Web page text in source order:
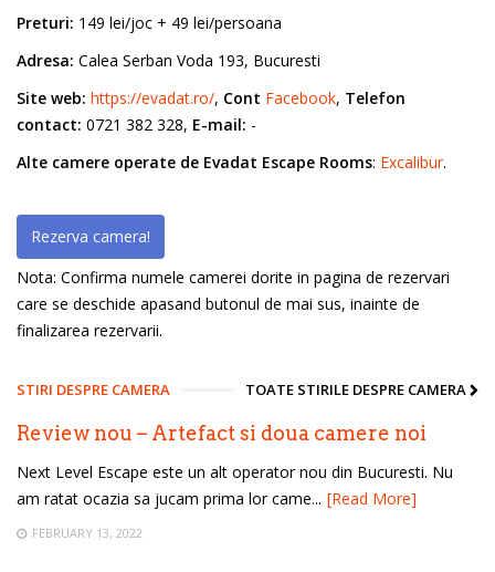
Preturi: 149 lei/joc + 49 lei/persoana
Adresa: Calea Serban Voda 193, Bucuresti
Site web: https://evadat.ro/, Cont Facebook, Telefon
contact: 0721 382 328, E-mail: -
Alte camere operate de Evadat Escape Rooms: Excalibur.
Rezerva camera!
Nota: Confirma numele camerei dorite in pagina de rezervari
care se deschide apasand butonul de mai sus, inainte de
finalizarea rezervarii.
STIRI DESPRE CAMERA TOATE STIRILE DESPRE CAMERA
Review nou – Artefact si doua camere noi
Next Level Escape este un alt operator nou din Bucuresti. Nu
am ratat ocazia sa jucam prima lor came... [Read More]
FEBRUARY 13, 2022